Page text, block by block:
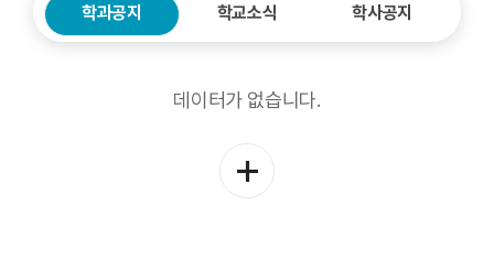
학과공지 학교소식 학사공지
데이터가 없습니다.
학
과